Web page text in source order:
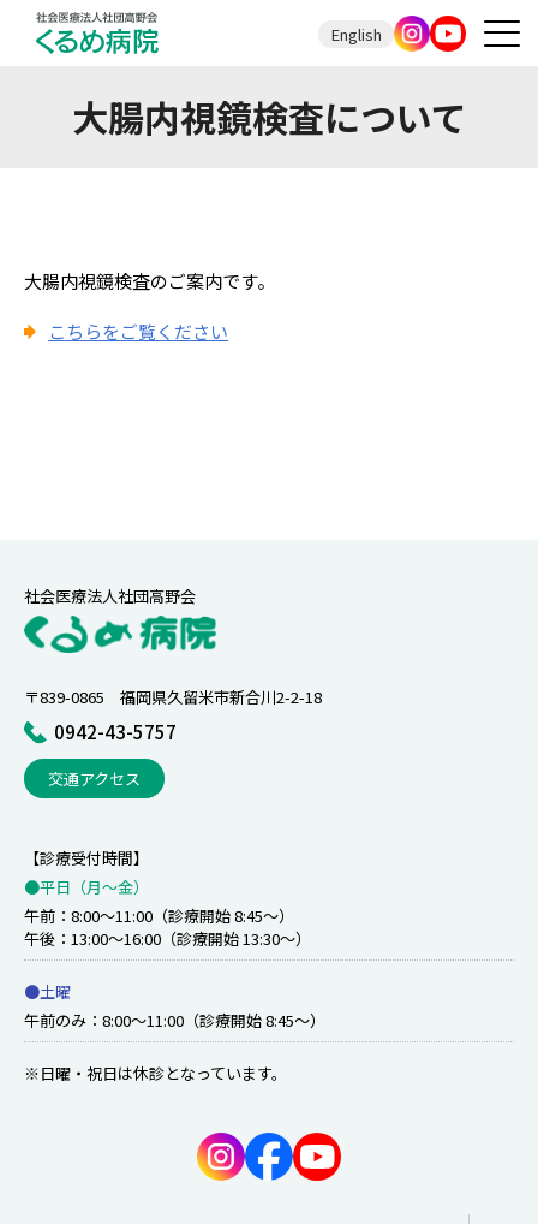
English
大腸内視鏡検査について
大腸内視鏡検査のご案内です。
こちらをご覧ください
社会医療法人社団高野会
〒839-0865 福岡県久留米市新合川2-2-18
0942-43-5757
交通アクセス
【診療受付時間】
●平日（月〜金）
午前：8:00～11:00（診療開始 8:45～）
午後：13:00～16:00（診療開始 13:30～）
●土曜
午前のみ：8:00～11:00（診療開始 8:45～）
※日曜・祝日は休診となっています。